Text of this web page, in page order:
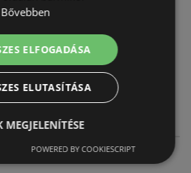
05:30-17:30
-12:00
Bővebben
ELFOGADÁSA
ELUTASÍTÁSA
MEGJELENÍTÉSE
POWERED BY COOKIESCRIPT